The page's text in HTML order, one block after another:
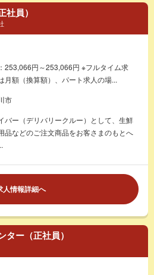
員）
253,066円～253,066円 ※フルタイム求
月額（換算額）、パート求人の場...
市
バー（デリバリークルー）として、生鮮
品などのご注文商品をお客さまのもとへ
人情報詳細へ
ー（正社員）